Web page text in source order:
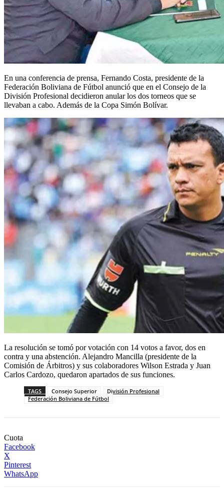
En una conferencia de prensa, Fernando Costa, presidente de la
Federación Boliviana de Fútbol anunció que en el Consejo de la
División Profesional decidieron anular los dos torneos que se
llevaban a cabo. Además de la Copa Simón Bolívar.
La resolución se tomó por votación con 14 votos a favor, dos en
contra y una abstención. Alejandro Mancilla (presidente de la
Comisión de Árbitros) y sus colaboradores Wilson Estrada y Juan
Carlos Cardozo, quedaron apartados de sus funciones.
TAGS Consejo Superior
División Profesional
Federación Boliviana de Fútbol
Cuota
Facebook
X
Pinterest
WhatsApp